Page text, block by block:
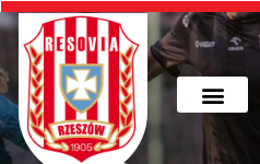
Skip
to
content